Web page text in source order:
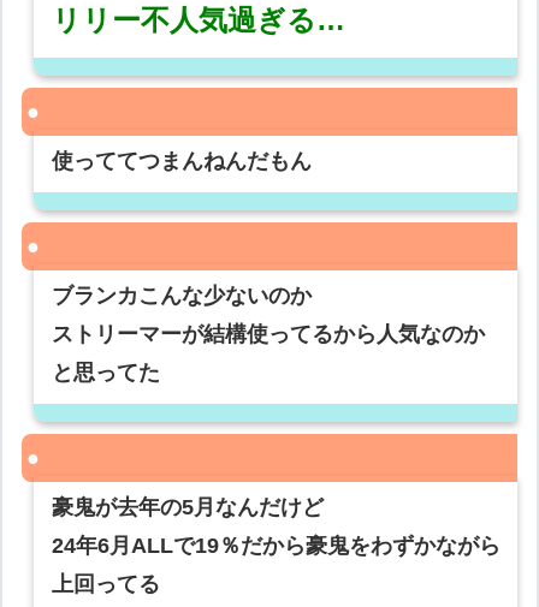
リリー不人気過ぎる…
使っててつまんねんだもん
ブランカこんな少ないのか
ストリーマーが結構使ってるから人気なのか
と思ってた
豪鬼が去年の5月なんだけど
24年6月ALLで19％だから豪鬼をわずかながら
上回ってる